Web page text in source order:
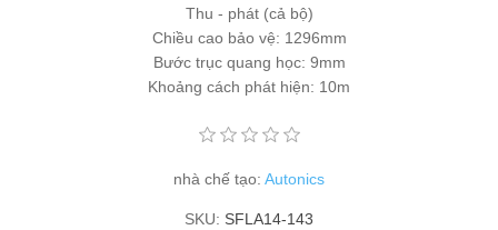
Thu - phát (cả bộ)
Chiều cao bảo vệ: 1296mm
Bước trục quang học: 9mm
Khoảng cách phát hiện: 10m
nhà chế tạo: Autonics
SKU: SFLA14-143